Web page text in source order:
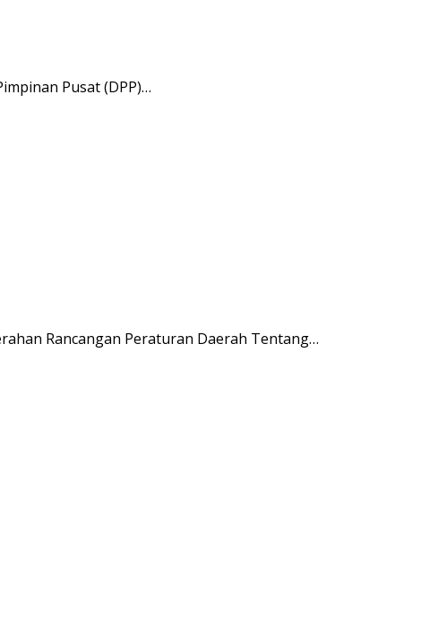
Pusat (DPP)…
Rancangan Peraturan Daerah Tentang…